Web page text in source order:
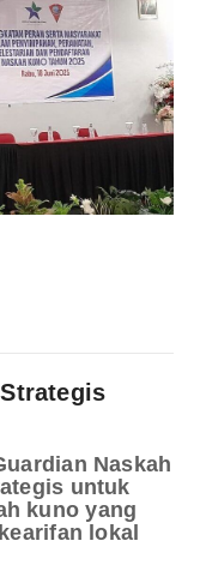
Naskah
untuk
kuno yang
lokal